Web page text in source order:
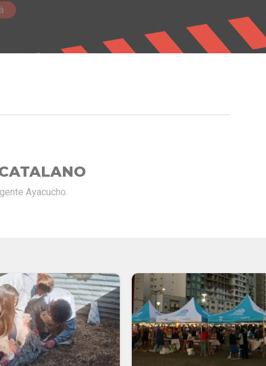
Ayacucho.